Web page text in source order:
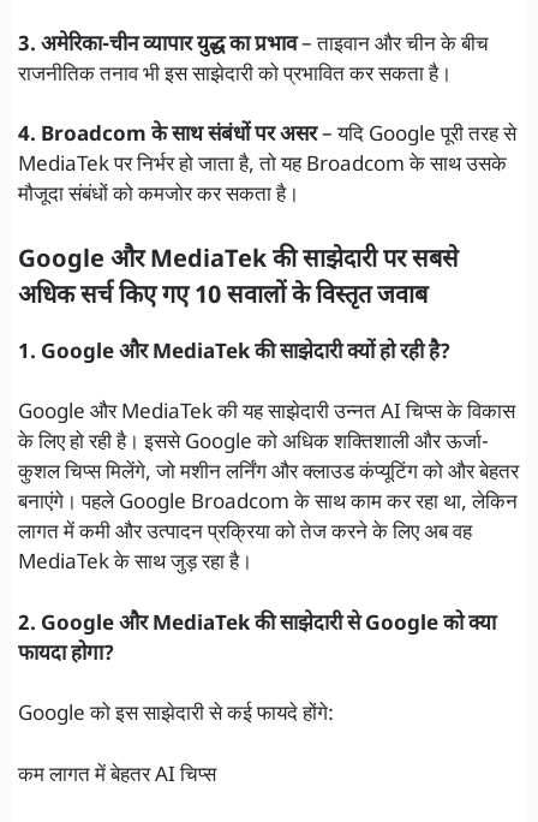
3. अमेरिका-चीन व्यापार युद्ध का प्रभाव– ताइवान और चीन के बीच
राजनीतिक तनाव भी इस साझेदारी को प्रभावित कर सकता है।
4. Broadcom के साथ संबंधों पर असर– यदि Google पूरी तरह से
MediaTek पर निर्भर हो जाता है, तो यह Broadcom के साथ उसके
मौजूदा संबंधों को कमजोर कर सकता है।
Google और MediaTek की साझेदारी पर सबसे
अधिक सर्च किए गए 10 सवालों के विस्तृत जवाब
1. Google और MediaTek की साझेदारी क्यों हो रही है?
Google और MediaTek की यह साझेदारी उन्नत AI चिप्स के विकास
के लिए हो रही है। इससे Google को अधिक शक्तिशाली और ऊर्जा-
कुशल चिप्स मिलेंगे, जो मशीन लर्निंग और क्लाउड कंप्यूटिंग को और बेहतर
बनाएंगे। पहले Google Broadcom के साथ काम कर रहा था, लेकिन
लागत में कमी और उत्पादन प्रक्रिया को तेज करने के लिए अब वह
MediaTek के साथ जुड़ रहा है।
2. Google और MediaTek की साझेदारी से Google को क्या
फायदा होगा?
Google को इस साझेदारी से कई फायदे होंगे:
कम लागत में बेहतर AI चिप्स